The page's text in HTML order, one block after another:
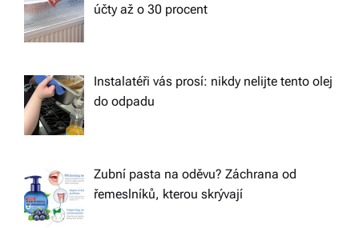
účty až o 30 procent
Instalatéři vás prosí: nikdy nelijte tento olej
do odpadu
Zubní pasta na oděvu? Záchrana od
řemeslníků, kterou skrývají